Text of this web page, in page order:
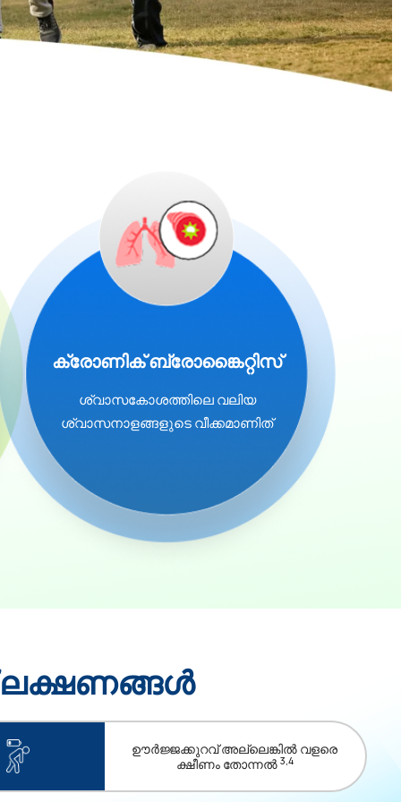
ക്രോണിക് ബ്രോങ്കൈറ്റിസ്
ശ്വാസകോശത്തിലെ വലിയ
ശ്വാസനാളങ്ങളുടെ വീക്കമാണിത്
ലക്ഷണങ്ങൾ
ഊർജ്ജക്കുറവ് അല്ലെങ്കിൽ വളരെ
ക്ഷീണം തോന്നൽ 3,4